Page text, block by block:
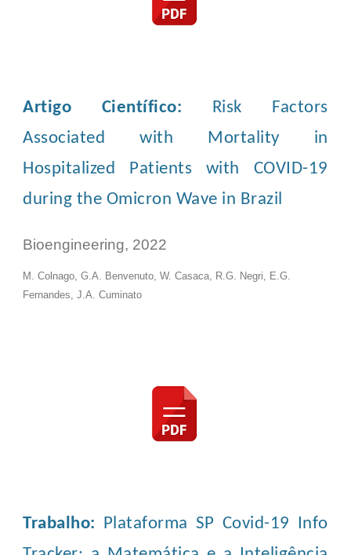
Artigo Científico: Risk Factors
Associated with Mortality in
Hospitalized Patients with COVID-19
during the Omicron Wave in Brazil
Bioengineering, 2022
M. Colnago, G.A. Benvenuto, W. Casaca, R.G. Negri, E.G.
Fernandes, J.A. Cuminato
Trabalho: Plataforma SP Covid-19 Info